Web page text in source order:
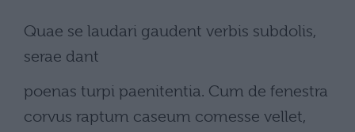
Quae se laudari gaudent verbis subdolis,
serae dant
poenas turpi paenitentia. Cum de fenestra
corvus raptum caseum comesse vellet,